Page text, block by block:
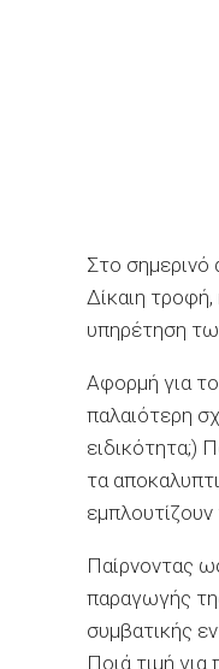
Στο
Δίκαιη
υπηρέτηση
Αφορμή για
παλαιότερη
ειδικότητα;)
τα
Παίρνοντας
παραγωγής
συμβατικής
Ποιά τιμή για